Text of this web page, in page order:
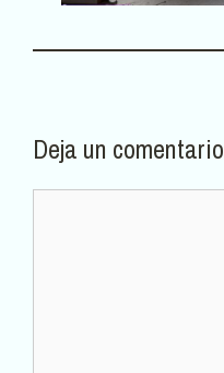
Deja un comentario